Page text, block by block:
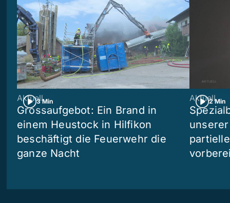
3 Min
Aktuell
Grossaufgebot: Ein Brand in
einem Heustock in Hilfikon
beschäftigt die Feuerwehr die
ganze Nacht
2 Min
Aktuell